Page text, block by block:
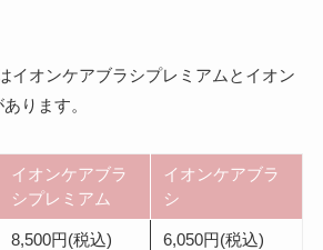
イオンケアブラシプレミアムとイオン
ります。
イオンケアブラ
シプレミアム
イオンケアブラ
シ
8,500円(税込) 6,050円(税込)